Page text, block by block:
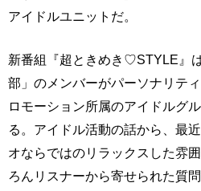
アイドルユニットだ。
新番組『超ときめき♡STYLE』
部」のメンバーがパーソナリテ
ロモーション所属のアイドルグ
る。アイドル活動の話から、最
オならではのリラックスした雰
ろんリスナーから寄せられた質